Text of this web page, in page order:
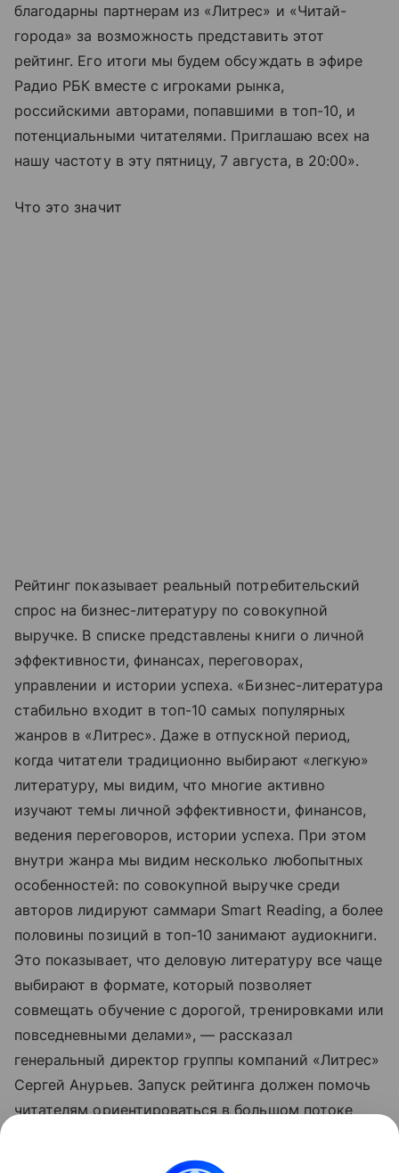
благодарны партнерам из «Литрес» и «Читай-
города» за возможность представить этот
рейтинг. Его итоги мы будем обсуждать в эфире
Радио РБК вместе с игроками рынка,
российскими авторами, попавшими в топ-10, и
потенциальными читателями. Приглашаю всех на
нашу частоту в эту пятницу, 7 августа, в 20:00».
Что это значит
Рейтинг показывает реальный потребительский
спрос на бизнес-литературу по совокупной
выручке. В списке представлены книги о личной
эффективности, финансах, переговорах,
управлении и истории успеха. «Бизнес-литература
стабильно входит в топ-10 самых популярных
жанров в «Литрес». Даже в отпускной период,
когда читатели традиционно выбирают «легкую»
литературу, мы видим, что многие активно
изучают темы личной эффективности, финансов,
ведения переговоров, истории успеха. При этом
внутри жанра мы видим несколько любопытных
особенностей: по совокупной выручке среди
авторов лидируют саммари Smart Reading, а более
половины позиций в топ-10 занимают аудиокниги.
Это показывает, что деловую литературу все чаще
выбирают в формате, который позволяет
совмещать обучение с дорогой, тренировками или
повседневными делами», — рассказал
генеральный директор группы компаний «Литрес»
Сергей Анурьев. Запуск рейтинга должен помочь
читателям ориентироваться в большом потоке